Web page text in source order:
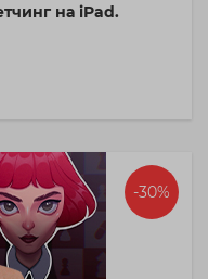
на iPad.
-30%